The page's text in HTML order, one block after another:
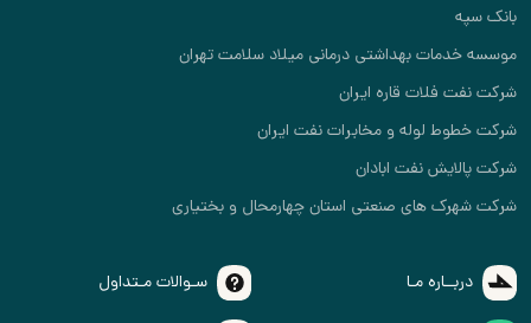
بانک سپه
موسسه خدمات بهداشتی درمانی میلاد سلامت تهران
شرکت نفت فلات قاره ایران
شرکت خطوط لوله و مخابرات نفت ایران
شرکت پالایش نفت ابادان
شرکت شهرک های صنعتی استان چهارمحال و بختیاری
دربــاره مـا سـوالات مـتداول